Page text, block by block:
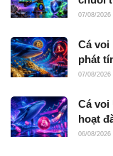
07/08/2026
Cá voi
phát
07/08/2026
Cá voi
hoạt
06/08/2026